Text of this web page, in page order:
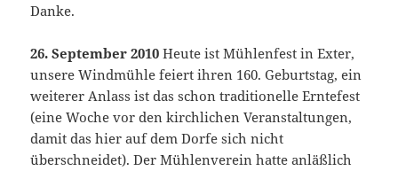
Danke.
26. September 2010 Heute ist Mühlenfest in Exter,
unsere Windmühle feiert ihren 160. Geburtstag, ein
weiterer Anlass ist das schon traditionelle Erntefest
(eine Woche vor den kirchlichen Veranstaltungen,
damit das hier auf dem Dorfe sich nicht
überschneidet). Der Mühlenverein hatte anläßlich